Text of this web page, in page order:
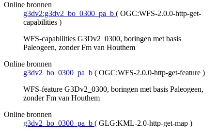
Online bronnen
g3dv2:g3dv2_bo_0300_pa_b ( OGC:WFS-2.0.0-http-get-
capabilities )
WFS-capabilities G3Dv2_0300, boringen met basis
Paleogeen, zonder Fm van Houthem
Online bronnen
g3dv2_bo_0300_pa_b ( OGC:WFS-2.0.0-http-get-feature )
WFS-feature G3Dv2_0300, boringen met basis Paleogeen,
zonder Fm van Houthem
Online bronnen
g3dv2_bo_0300_pa_b ( GLG:KML-2.0-http-get-map )